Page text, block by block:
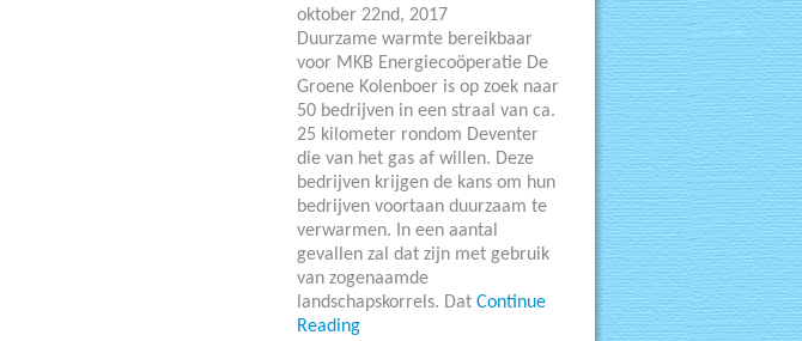
oktober 22nd, 2017
Duurzame warmte bereikbaar
voor MKB Energiecoöperatie De
Groene Kolenboer is op zoek naar
50 bedrijven in een straal van ca.
25 kilometer rondom Deventer
die van het gas af willen. Deze
bedrijven krijgen de kans om hun
bedrijven voortaan duurzaam te
verwarmen. In een aantal
gevallen zal dat zijn met gebruik
van zogenaamde
landschapskorrels. Dat Continue
Reading